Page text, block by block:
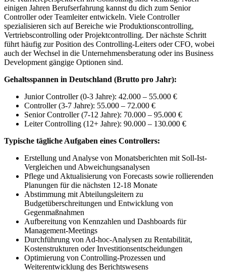
einigen Jahren Berufserfahrung kannst du dich zum Senior
Controller oder Teamleiter entwickeln. Viele Controller
spezialisieren sich auf Bereiche wie Produktionscontrolling,
Vertriebscontrolling oder Projektcontrolling. Der nächste Schritt
führt häufig zur Position des Controlling-Leiters oder CFO, wobei
auch der Wechsel in die Unternehmensberatung oder ins Business
Development gängige Optionen sind.
Gehaltsspannen in Deutschland (Brutto pro Jahr):
Junior Controller (0-3 Jahre): 42.000 – 55.000 €
Controller (3-7 Jahre): 55.000 – 72.000 €
Senior Controller (7-12 Jahre): 70.000 – 95.000 €
Leiter Controlling (12+ Jahre): 90.000 – 130.000 €
Typische tägliche Aufgaben eines Controllers:
Erstellung und Analyse von Monatsberichten mit Soll-Ist-
Vergleichen und Abweichungsanalysen
Pflege und Aktualisierung von Forecasts sowie rollierenden
Planungen für die nächsten 12-18 Monate
Abstimmung mit Abteilungsleitern zu
Budgetüberschreitungen und Entwicklung von
Gegenmaßnahmen
Aufbereitung von Kennzahlen und Dashboards für
Management-Meetings
Durchführung von Ad-hoc-Analysen zu Rentabilität,
Kostenstrukturen oder Investitionsentscheidungen
Optimierung von Controlling-Prozessen und
Weiterentwicklung des Berichtswesens